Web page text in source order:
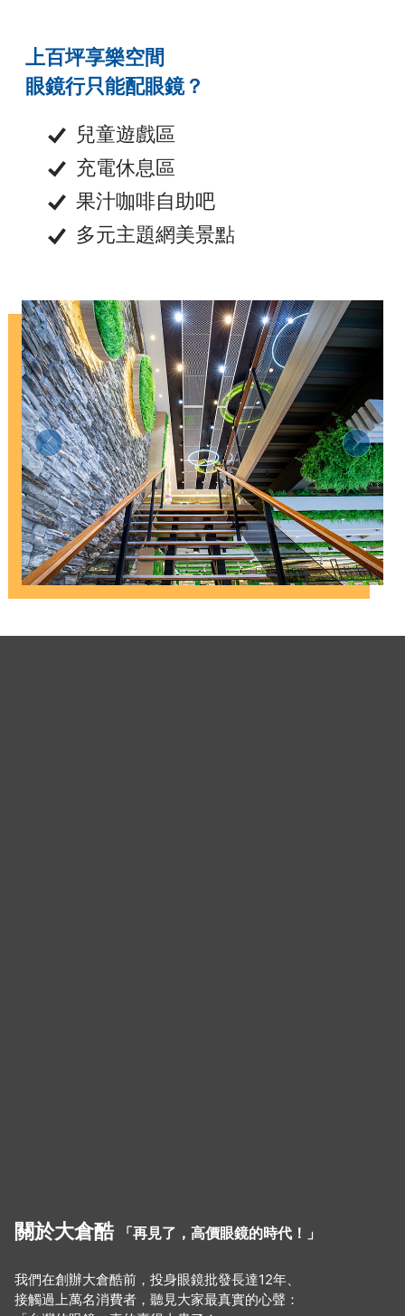
上百坪享樂空間
眼鏡行只能配眼鏡？
兒童遊戲區
充電休息區
果汁咖啡自助吧
多元主題網美景點
Previous Next
關於大倉酷 「再見了，高價眼鏡的時代！」
我們在創辦大倉酷前，投身眼鏡批發長達12年、
接觸過上萬名消費者，聽見大家最真實的心聲：